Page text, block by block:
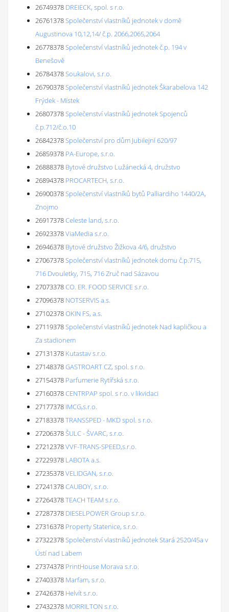
26749378 DREIECK, spol. s r.o.
26761378Společenství vlastníků jednotek v domě
Augustinova 10,12,14/ č.p. 2066,2065,2064
26778378Společenství vlastníků jednotek č.p. 194 v
Benešově
26784378Soukalovi, s.r.o.
26790378Společenství vlastníků jednotek Škarabelova 142
Frýdek - Místek
26807378Společenství vlastníků jednotek Spojenců
č.p.712/č.o.10
26842378Společenství pro dům Jubilejní 620/97
26859378 PA-Europe, s.r.o.
26888378 Bytové družstvo Lužánecká 4, družstvo
26894378 PROCARTECH, s.r.o.
26900378Společenství vlastníků bytů Palliardiho 1440/2A,
Znojmo
26917378Celeste land, s.r.o.
26923378ViaMedia s.r.o.
26946378 Bytové družstvo Žižkova 4/6, družstvo
27067378Společenství vlastníků jednotek domu č.p.715,
716 Dvouletky, 715, 716 Zruč nad Sázavou
27073378CO. ER. FOOD SERVICE s.r.o.
27096378 NOTSERVIS a.s.
27102378OKIN FS, a.s.
27119378Společenství vlastníků jednotek Nad kapličkou a
Za stadionem
27131378 Kutastav s.r.o.
27148378GASTROART CZ, spol. s r.o.
27154378 Parfumerie Rytířská s.r.o.
27160378CENTRPAP spol. s r.o. v likvidaci
27177378 IMCG,s.r.o.
27183378TRANSSPED - MKD spol. s r.o.
27206378ŠULC - ŠVARC, s.r.o.
27212378VVF-TRANS-SPEED,s.r.o.
27229378 LABOTA a.s.
27235378VELIDGAN, s.r.o.
27241378CAUBOY, s.r.o.
27264378TEACH TEAM s.r.o.
27287378 DIESELPOWER Group s.r.o.
27316378 Property Statenice, s.r.o.
27322378Společenství vlastníků jednotek Stará 2520/45a v
Ústí nad Labem
27374378 PrintHouse Morava s.r.o.
27403378 Marfam, s.r.o.
27426378 Helvít s.r.o.
27432378 MORRILTON s.r.o.